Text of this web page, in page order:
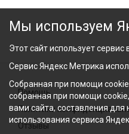
Помощь
Политика
Отзывы
Мы используем
Этот сайт использует
Сервис Яндекс Метрика
Собранная при помощи
собранная при помощи
вами сайта, составления для
использования сервиса